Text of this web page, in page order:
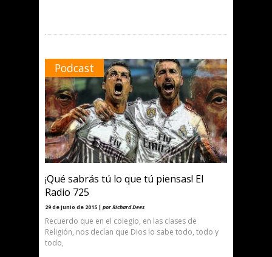
Podcast
¡Qué sabrás tú lo que tú piensas! El
Radio 725
29 de junio de 2015 | por Richard Dees
Recuerdo que en el colegio, en las clases de
Religión, nos decían que Dios lo sabe todo, todo y
todo,